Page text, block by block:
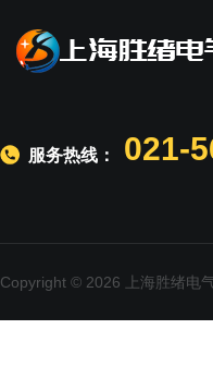
服务热线： 021-
Copyright © 2026 上海胜绪电